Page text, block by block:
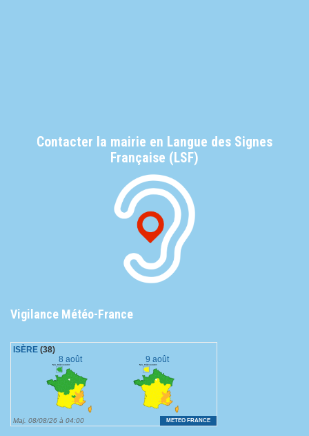
Contacter la mairie en Langue des Signes
Française (LSF)
Vigilance Météo-France